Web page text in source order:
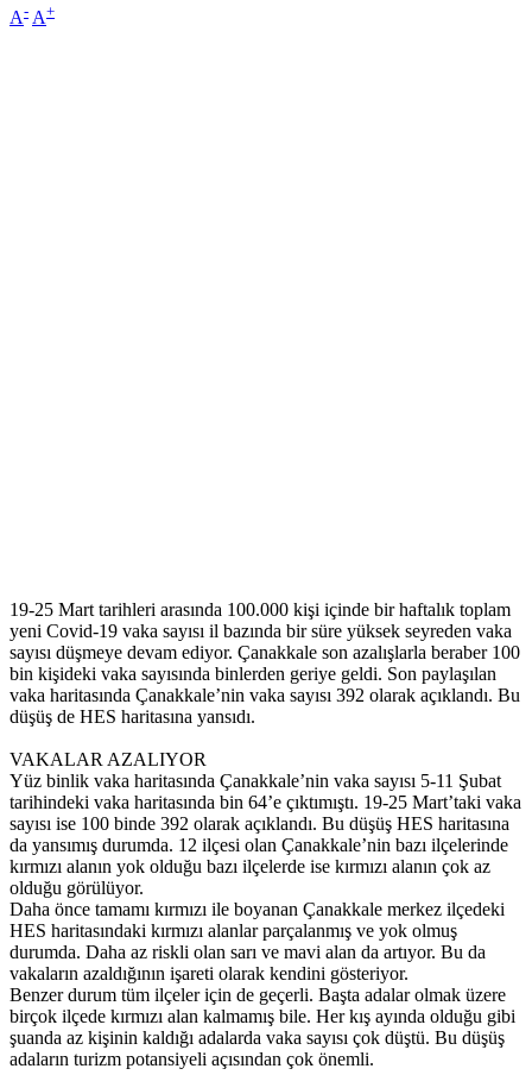
A- A+
19-25 Mart tarihleri arasında 100.000 kişi içinde bir haftalık toplam
yeni Covid-19 vaka sayısı il bazında bir süre yüksek seyreden vaka
sayısı düşmeye devam ediyor. Çanakkale son azalışlarla beraber 100
bin kişideki vaka sayısında binlerden geriye geldi. Son paylaşılan
vaka haritasında Çanakkale’nin vaka sayısı 392 olarak açıklandı. Bu
düşüş de HES haritasına yansıdı.
VAKALAR AZALIYOR
Yüz binlik vaka haritasında Çanakkale’nin vaka sayısı 5-11 Şubat
tarihindeki vaka haritasında bin 64’e çıktımıştı. 19-25 Mart’taki vaka
sayısı ise 100 binde 392 olarak açıklandı. Bu düşüş HES haritasına
da yansımış durumda. 12 ilçesi olan Çanakkale’nin bazı ilçelerinde
kırmızı alanın yok olduğu bazı ilçelerde ise kırmızı alanın çok az
olduğu görülüyor.
Daha önce tamamı kırmızı ile boyanan Çanakkale merkez ilçedeki
HES haritasındaki kırmızı alanlar parçalanmış ve yok olmuş
durumda. Daha az riskli olan sarı ve mavi alan da artıyor. Bu da
vakaların azaldığının işareti olarak kendini gösteriyor.
Benzer durum tüm ilçeler için de geçerli. Başta adalar olmak üzere
birçok ilçede kırmızı alan kalmamış bile. Her kış ayında olduğu gibi
şuanda az kişinin kaldığı adalarda vaka sayısı çok düştü. Bu düşüş
adaların turizm potansiyeli açısından çok önemli.